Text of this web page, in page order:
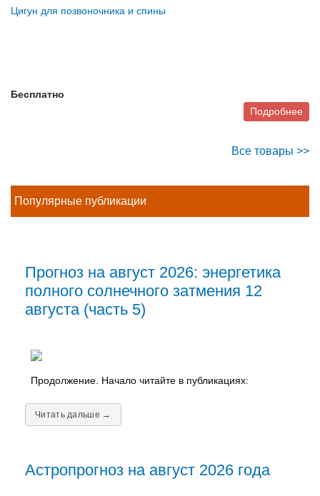
Цигун для позвоночника и спины
Бесплатно
Подробнее
Все товары >>
Популярные публикации
Прогноз на август 2026: энергетика
полного солнечного затмения 12
августа (часть 5)
Продолжение. Начало читайте в публикациях:
Читать дальше →
Астропрогноз на август 2026 года